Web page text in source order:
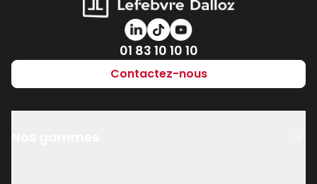
Numéro de téléphone
01 83 10 10 10
Contactez-nous